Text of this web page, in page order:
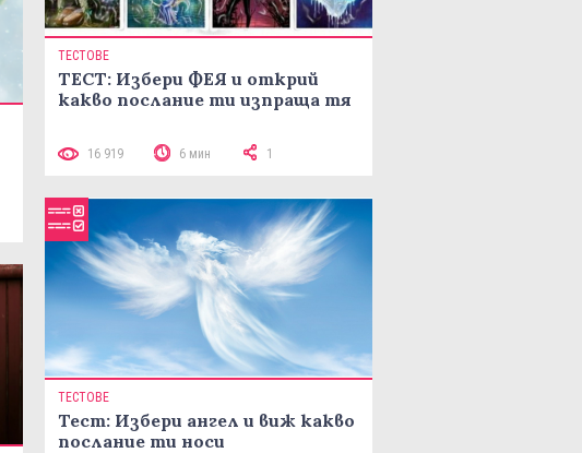
ТЕСТОВЕ
ТЕСТ: Избери ФЕЯ и открий
какво послание ти изпраща тя
16 919 6 мин 1
ТЕСТОВЕ
Тест: Избери ангел и виж какво
послание ти носи